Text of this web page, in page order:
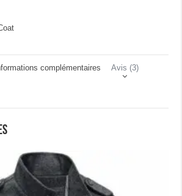
complémentaires Avis (3)